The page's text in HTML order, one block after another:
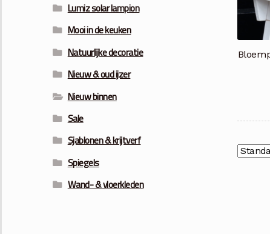
Lumiz solar lampion
Mooi in de keuken
Natuurlijke decoratie
Nieuw & oud ijzer
Nieuw binnen
Sale
Sjablonen & krijtverf
Spiegels
Wand- & vloerkleden